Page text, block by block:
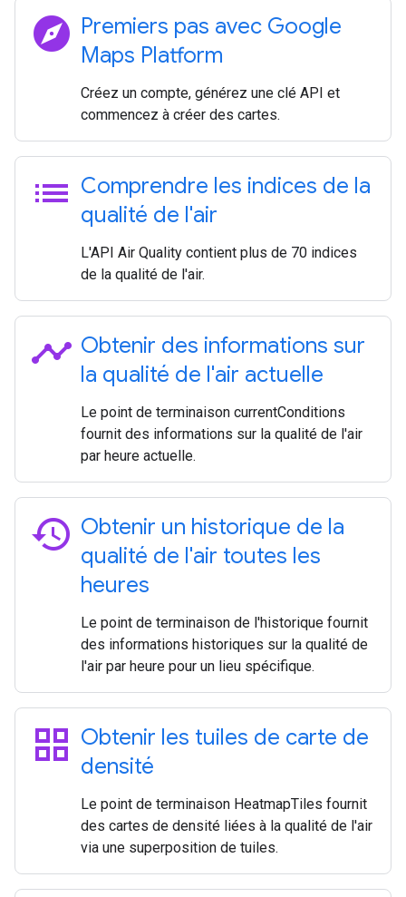
explore Premiers pas avec Google
Maps Platform
Créez un compte, générez une clé API et
commencez à créer des cartes.
list Comprendre les indices de la
qualité de l'air
L'API Air Quality contient plus de 70 indices
de la qualité de l'air.
timeline Obtenir des informations sur
la qualité de l'air actuelle
Le point de terminaison currentConditions
fournit des informations sur la qualité de l'air
par heure actuelle.
history Obtenir un historique de la
qualité de l'air toutes les
heures
Le point de terminaison de l'historique fournit
des informations historiques sur la qualité de
l'air par heure pour un lieu spécifique.
grid_view Obtenir les tuiles de carte de
densité
Le point de terminaison HeatmapTiles fournit
des cartes de densité liées à la qualité de l'air
via une superposition de tuiles.